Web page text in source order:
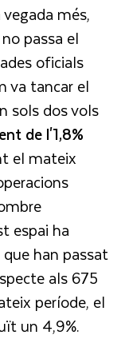
més,
passa el
oficials
va tancar el
sols dos vols
de l'1,8%
el mateix
espai ha
han passat
als 675
període, el
un 4,9%.